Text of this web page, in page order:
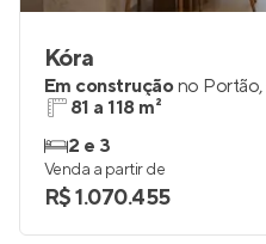
Kóra
Em construçãono Portão,
81 a 118 m²
2 e 3
Venda a partir de
R$ 1.070.455